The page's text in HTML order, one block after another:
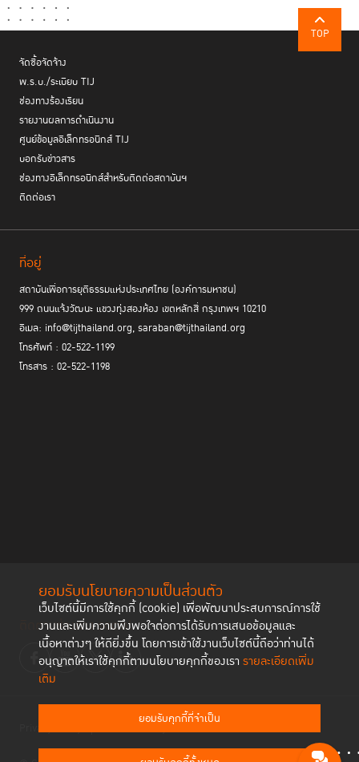
ยอมรับนโยบายความเป็นส่วนตัว
เว็บไซต์นี้มีการใช้คุกกี้ (cookie) เพื่อพัฒนาประสบการณ์การใช้
งานและเพิ่มความพึงพอใจต่อการได้รับการเสนอข้อมูลและ
เนื้อหาต่างๆ ให้ดียิ่งขึ้น โดยการเข้าใช้งานเว็บไซต์นี้ถือว่าท่านได้
อนุญาตให้เราใช้คุกกี้ตามนโยบายคุกกี้ของเรา รายละเอียดเพิ่ม
เติม
ยอมรับคุกกี้ที่จำเป็น
TOP
จัดซื้อจัดจ้าง
พ.ร.บ./ระเบียบ TIJ
ช่องทางร้องเรียน
รายงานผลการดำเนินงาน
ศูนย์ข้อมูลอิเล็กทรอนิกส์ TIJ
บอกรับข่าวสาร
ช่องทางอิเล็กทรอนิกส์สำหรับติดต่อสถาบันฯ
ติดต่อเรา
ที่อยู่
สถาบันเพื่อการยุติธรรมแห่งประเทศไทย (องค์การมหาชน)
999 ถนนแจ้งวัฒนะ แขวงทุ่งสองห้อง เขตหลักสี่ กรุงเทพฯ 10210
อีเมล: info@tijthailand.org, saraban@tijthailand.org
โทรศัพท์ : 02-522-1199
โทรสาร : 02-522-1198
ติดตามช่องทาง social
Privacy Policy Cookies Policy